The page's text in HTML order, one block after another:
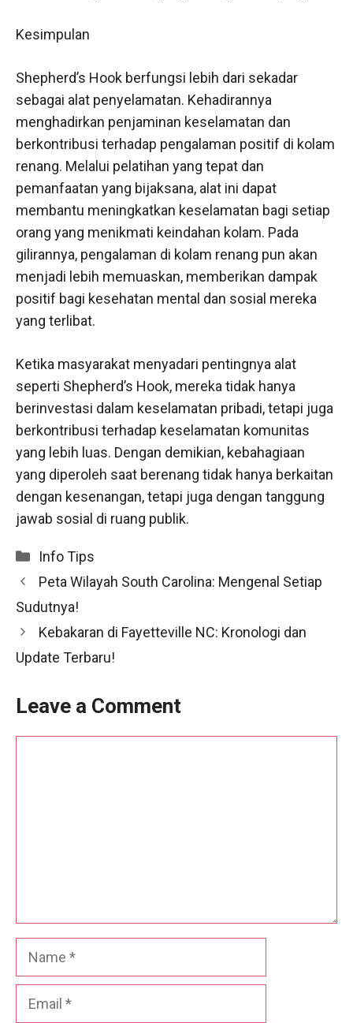
Kesimpulan
Shepherd’s Hook berfungsi lebih dari sekadar
sebagai alat penyelamatan. Kehadirannya
menghadirkan penjaminan keselamatan dan
berkontribusi terhadap pengalaman positif di kolam
renang. Melalui pelatihan yang tepat dan
pemanfaatan yang bijaksana, alat ini dapat
membantu meningkatkan keselamatan bagi setiap
orang yang menikmati keindahan kolam. Pada
gilirannya, pengalaman di kolam renang pun akan
menjadi lebih memuaskan, memberikan dampak
positif bagi kesehatan mental dan sosial mereka
yang terlibat.
Ketika masyarakat menyadari pentingnya alat
seperti Shepherd’s Hook, mereka tidak hanya
berinvestasi dalam keselamatan pribadi, tetapi juga
berkontribusi terhadap keselamatan komunitas
yang lebih luas. Dengan demikian, kebahagiaan
yang diperoleh saat berenang tidak hanya berkaitan
dengan kesenangan, tetapi juga dengan tanggung
jawab sosial di ruang publik.
Categories
Info Tips
Peta Wilayah South Carolina: Mengenal Setiap
Sudutnya!
Kebakaran di Fayetteville NC: Kronologi dan
Update Terbaru!
Leave a Comment